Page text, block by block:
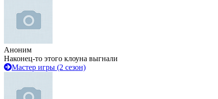
Аноним
Наконец-то этого клоуна выгнали
Мастер игры (2 сезон)